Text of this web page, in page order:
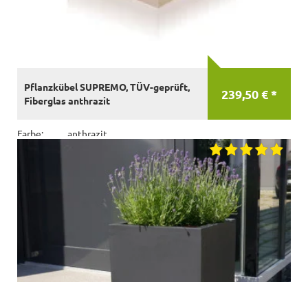
239,50 € *
Pflanzkübel SUPREMO, TÜV-geprüft,
Fiberglas anthrazit
Farbe:
anthrazit